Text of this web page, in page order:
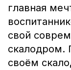
главная
свой
скалодром.
своём